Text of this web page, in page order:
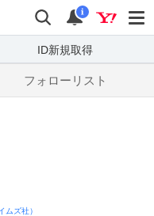
検索
通知
i
ID新規取得
フォローリスト
ムズ社）